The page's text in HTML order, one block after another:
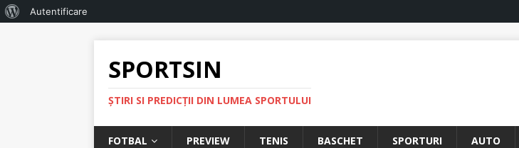
Autentificare
SPORTSIN
ŞTIRI SI PREDICŢII DIN LUMEA SPORTULUI
FOTBAL PREVIEW TENIS BASCHET SPORTURI AUTO